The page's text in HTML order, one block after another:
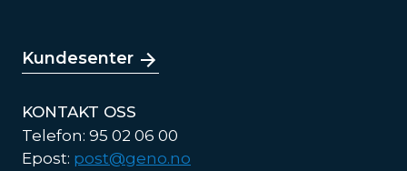
Kundesenter
KONTAKT OSS
Telefon: 95 02 06 00
Epost: post@geno.no